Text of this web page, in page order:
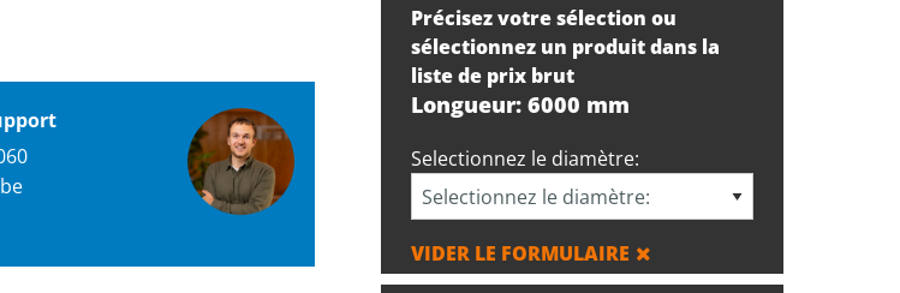
Précisez votre sélection ou
sélectionnez un produit dans la
liste de prix brut
Longueur: 6000 mm
Selectionnez le diamètre:
VIDER LE FORMULAIRE